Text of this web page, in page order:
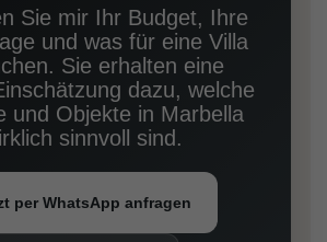
Sie mir Ihr Budget, Ihre
und was für eine Villa
Sie erhalten eine
dazu, welche
und Objekte in Marbella
sinnvoll sind.
per WhatsApp anfragen